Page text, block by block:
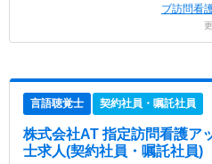
ブ訪問看
言語聴覚士 契約社員・嘱託社員
株式会社AT 指定訪問看護ア
士求人(契約社員・嘱託社員)